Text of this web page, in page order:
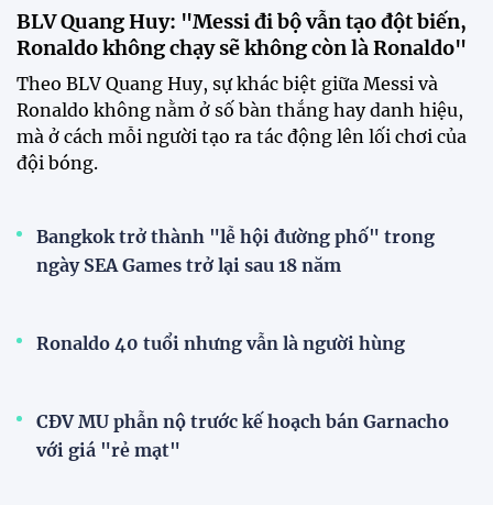
BLV Quang Huy: "Messi đi bộ vẫn tạo đột biến,
Ronaldo không chạy sẽ không còn là Ronaldo"
Theo BLV Quang Huy, sự khác biệt giữa Messi và
Ronaldo không nằm ở số bàn thắng hay danh hiệu,
mà ở cách mỗi người tạo ra tác động lên lối chơi của
đội bóng.
Bangkok trở thành "lễ hội đường phố" trong
ngày SEA Games trở lại sau 18 năm
Ronaldo 40 tuổi nhưng vẫn là người hùng
CĐV MU phẫn nộ trước kế hoạch bán Garnacho
với giá "rẻ mạt"